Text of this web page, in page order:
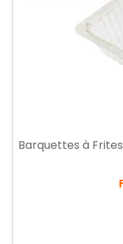
Barquettes à